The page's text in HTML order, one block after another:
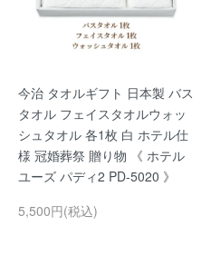
今治 タオルギフト 日本製 バス
タオル フェイスタオルウォッ
シュタオル 各1枚 白 ホテル仕
様 冠婚葬祭 贈り物 《 ホテル
ユーズ パディ2 PD-5020 》
5,500円(税込)